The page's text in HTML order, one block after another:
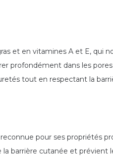
et en vitamines A et E, qui
profondément dans les pores
tout en respectant la
pour ses propriétés
barrière cutanée et prévient